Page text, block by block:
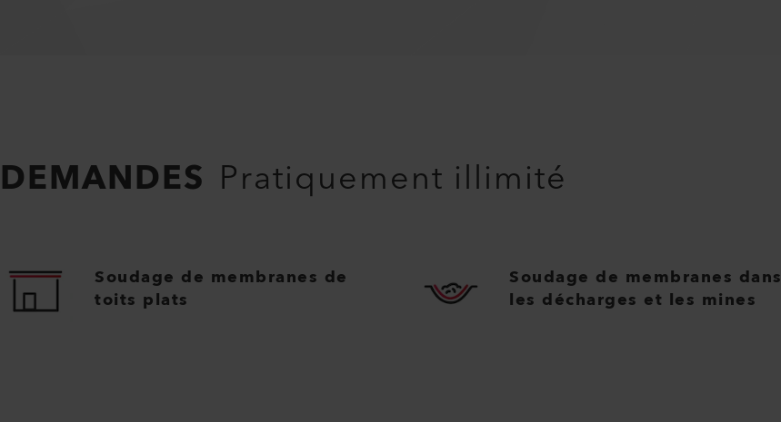
DEMANDES Pratiquement illimité
Soudage de membranes de
toits plats
Soudage de membranes dans
les décharges et les mines